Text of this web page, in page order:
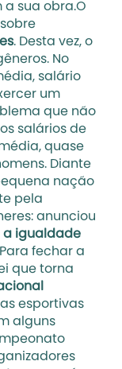
sua obra.O
. Desta vez, o
No
salário
um
que não
salários de
quase
Diante
nação
pela
anunciou
a igualdade
fechar a
esportivas
alguns